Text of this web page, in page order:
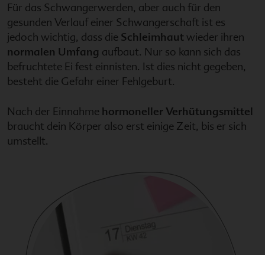
Für das Schwangerwerden, aber auch für den
gesunden Verlauf einer Schwangerschaft ist es
jedoch wichtig, dass die Schleimhaut wieder ihren
normalen Umfang aufbaut. Nur so kann sich das
befruchtete Ei fest einnisten. Ist dies nicht gegeben,
besteht die Gefahr einer Fehlgeburt.
Nach der Einnahme hormoneller Verhütungsmittel
braucht dein Körper also erst einige Zeit, bis er sich
umstellt.